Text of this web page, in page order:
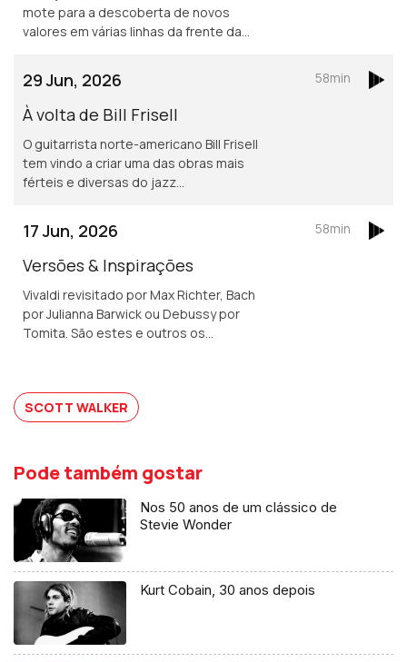
mote para a descoberta de novos
valores em várias linhas da frente da
29 Jun, 2026
À volta de Bill Frisell
O guitarrista norte-americano Bill Frisell
tem vindo a criar uma das obras mais
férteis e diversas do jazz
58min
17 Jun, 2026
Versões & Inspirações
Vivaldi revisitado por Max Richter, Bach
por Julianna Barwick ou Debussy por
Tomita. São estes e outros os
58min
SCOTT WALKER
Pode também gostar
Nos 50 anos de um clássico de
Stevie Wonder
Kurt Cobain, 30 anos depois